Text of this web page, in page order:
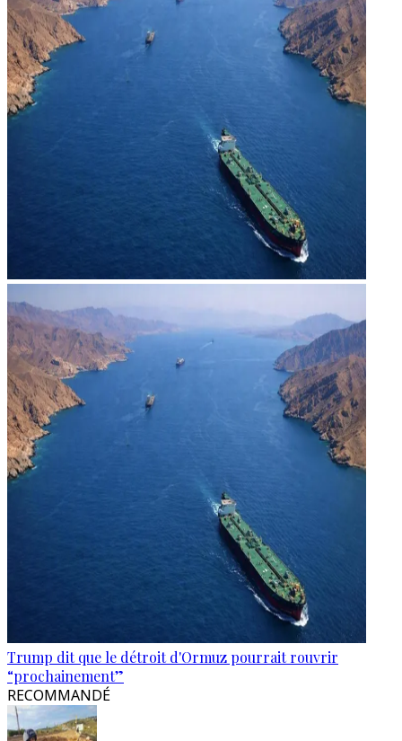
Trump dit que le détroit d'Ormuz pourrait rouvrir
“prochainement”
RECOMMANDÉ